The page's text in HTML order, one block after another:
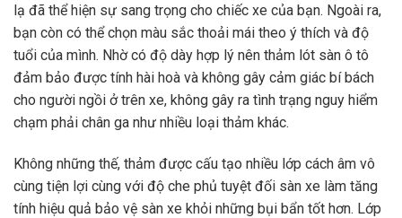
lạ đã thể hiện sự sang trọng cho chiếc xe của bạn. Ngoài ra,
bạn còn có thể chọn màu sắc thoải mái theo ý thích và độ
tuổi của mình. Nhờ có độ dày hợp lý nên thảm lót sàn ô tô
đảm bảo được tính hài hoà và không gây cảm giác bí bách
cho người ngồi ở trên xe, không gây ra tình trạng nguy hiểm
chạm phải chân ga như nhiều loại thảm khác.
Không những thế, thảm được cấu tạo nhiều lớp cách âm vô
cùng tiện lợi cùng với độ che phủ tuyệt đối sàn xe làm tăng
tính hiệu quả bảo vệ sàn xe khỏi những bụi bẩn tốt hơn. Lớp